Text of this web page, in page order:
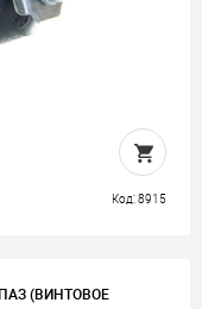
Код: 8915
(ВИНТОВОЕ